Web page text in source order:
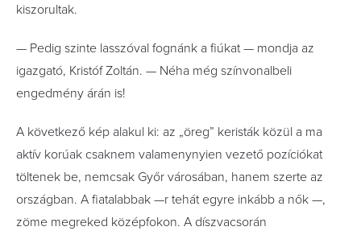
kiszorultak.
— Pedig szinte lasszóval fognánk a fiúkat — mondja az
igazgató, Kristóf Zoltán. — Néha még színvonalbeli
engedmény árán is!
A következő kép alakul ki: az „öreg” keristák közül a ma
aktív korúak csaknem valamenynyien vezető pozíciókat
töltenek be, nemcsak Győr városában, hanem szerte az
országban. A fiatalabbak —r tehát egyre inkább a nők —,
zöme megreked középfokon. A díszvacsorán